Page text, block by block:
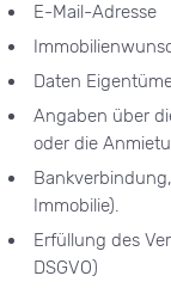
E-Mail-Adresse
Daten
Angaben über
oder die
Immobilie).
Erfüllung des
DSGVO)